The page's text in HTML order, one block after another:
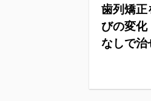
歯列矯正
びの変化
なしで治